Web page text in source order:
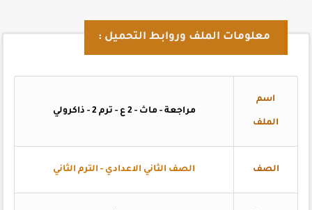
معلومات الملف وروابط التحميل :
اسم
الملف
مراجعة - ماث - 2 ع - ترم 2 - ذاكرولي
الصف الصف الثاني الاعدادي - الترم الثاني